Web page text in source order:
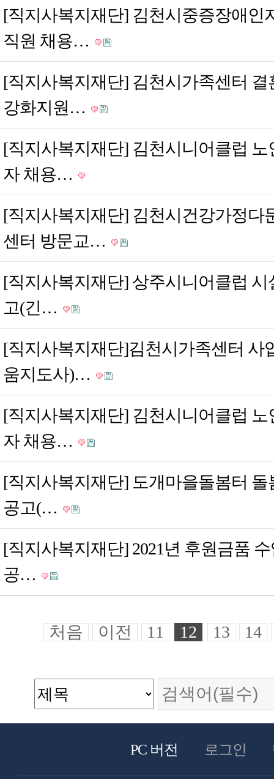
[직지사복지재단] 김천시중증장애인
직원 채용…
[직지사복지재단] 김천시가족센터 결
강화지원…
[직지사복지재단] 김천시니어클럽 노
자 채용…
[직지사복지재단] 김천시건강가정다
센터 방문교…
[직지사복지재단] 상주시니어클럽 시
고(긴…
[직지사복지재단]김천시가족센터 사
움지도사)…
[직지사복지재단] 김천시니어클럽 노
자 채용…
[직지사복지재단] 도개마을돌봄터 돌
공고(…
[직지사복지재단] 2021년 후원금품
공…
처음 이전 11 12 13 14
PC 버전 로그인